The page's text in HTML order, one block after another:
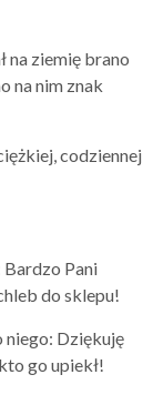
na ziemię brano
na nim znak
codziennej
Bardzo Pani
do sklepu!
niego: Dziękuję
go upiekł!